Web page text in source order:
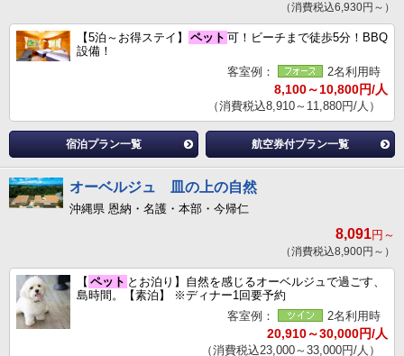
（消費税込6,930円～）
【5泊～お得ステイ】 ペット 可！ビーチまで徒歩5分！BBQ
設備！
客室例：
2名利用時
8,100～10,800円/人
（消費税込8,910～11,880円/人）
宿泊プラン一覧 航空券付プラン一覧
オーベルジュ 皿の上の自然
沖縄県 恩納・名護・本部・今帰仁
8,091円～
（消費税込8,900円～）
【 ペット とお泊り】自然を感じるオーベルジュで過ごす、
島時間。【素泊】 ※ディナー1回要予約
客室例：
2名利用時
20,910～30,000円/人
（消費税込23,000～33,000円/人）